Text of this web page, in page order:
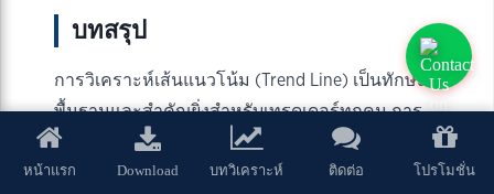
บทสรุป
การวิเคราะห์เส้นแนวโน้ม (Trend Line) เป็นทักษะ
พื้นฐานและสำคัญยิ่งสำหรับเทรดเดอร์ทุกคน การ
เข้าใจประเภทของแนวโน้มและการใช้เครื่องมือ
วิเคราะห์ต่างๆ ไม่ว่าจะเป็น Line Graph, การ
หน้าแรก Download บทวิเคราะห์ ติดต่อ โปรโมชั่น